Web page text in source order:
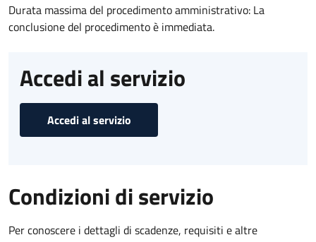
Durata massima del procedimento amministrativo: La
conclusione del procedimento è immediata.
Accedi al servizio
Accedi al servizio
Condizioni di servizio
Per conoscere i dettagli di scadenze, requisiti e altre